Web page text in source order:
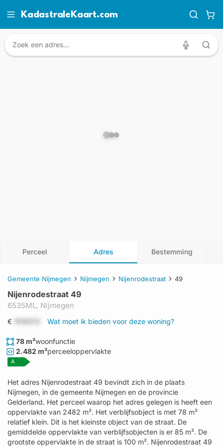
KadastraleKaart.com
Perceel Adres Bestemming
Gemeente Nijmegen Nijmegen Nijenrodestraat 49
Nijenrodestraat 49
6535ML, Nijmegen
€ Wat moet ik bieden voor deze woning?
78 m²woonfunctie
2.482 m²perceeloppervlakte
A
Het adres Nijenrodestraat 49 bevindt zich in de plaats
Nijmegen, in de gemeente Nijmegen en de provincie
Gelderland. Het perceel waarop het adres gelegen is heeft een
oppervlakte van 2482 m². Het verblijfsobject is met 78 m²
relatief klein. Dit is het kleinste object van de straat. De
gemiddelde oppervlakte van verblijfsobjecten is er 85 m². De
grootste oppervlakte in de straat is 100 m². Nijenrodestraat 49